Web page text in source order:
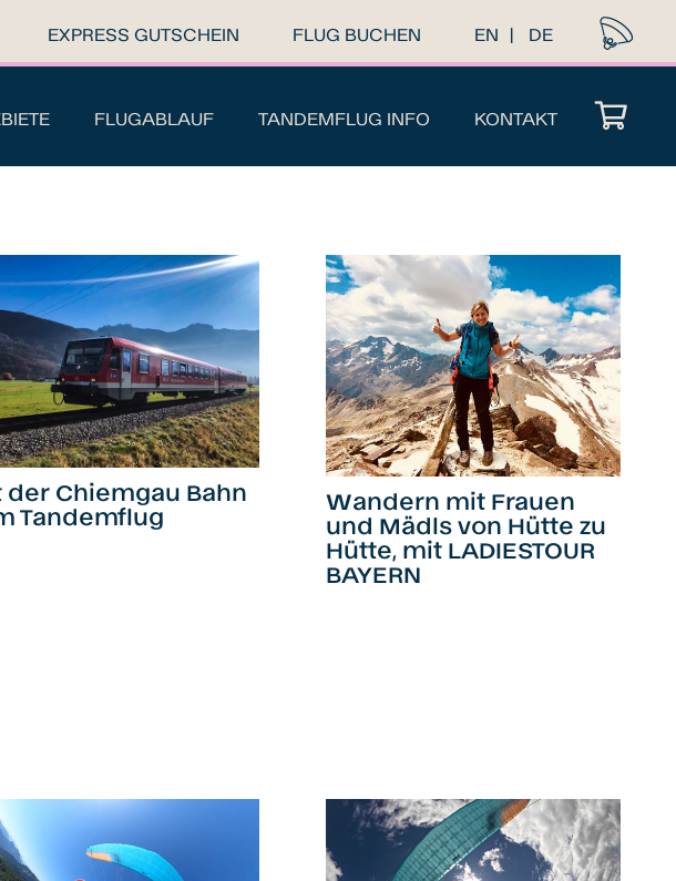
EXPRESS GUTSCHEIN FLUG BUCHEN EN DE
FLUGABLAUF TANDEMFLUG INFO KONTAKT
der Chiemgau Bahn
Tandemflug
Wandern mit Frauen
und Mädls von Hütte zu
Hütte, mit LADIESTOUR
BAYERN